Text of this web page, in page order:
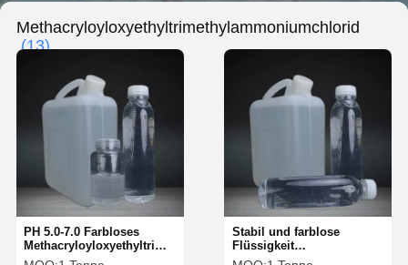
Methacryloyloxyethyltrimethylammoniumchlorid
(13)
PH 5.0-7.0 Farbloses
Methacryloyloxyethyltrimethyl
Ammoniumchlorid
Stabil und farblose
Flüssigkeit